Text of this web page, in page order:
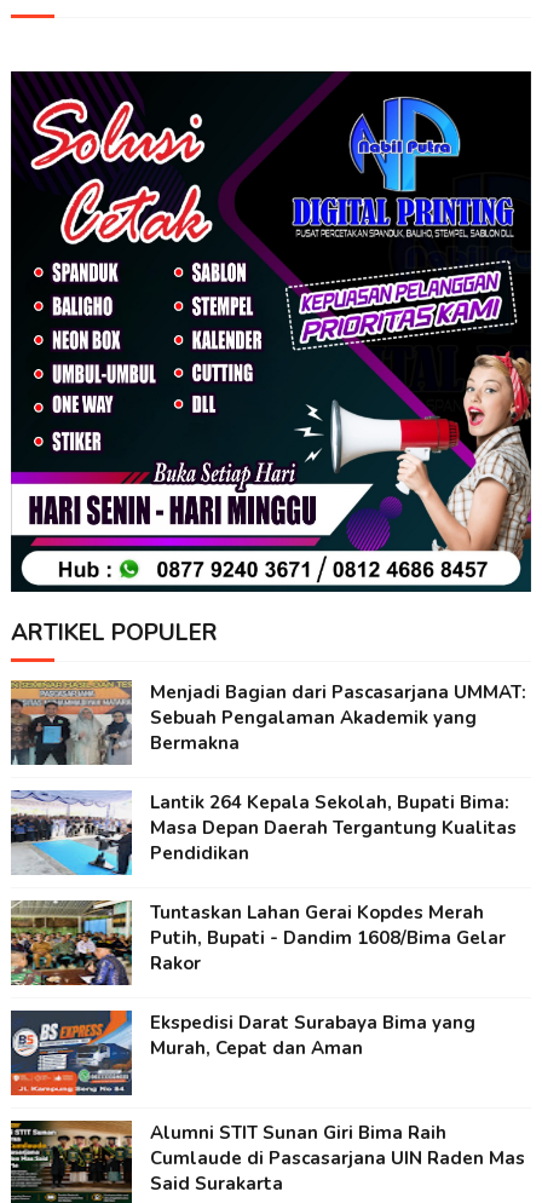
ARTIKEL POPULER
Menjadi Bagian dari Pascasarjana UMMAT:
Sebuah Pengalaman Akademik yang
Bermakna
Lantik 264 Kepala Sekolah, Bupati Bima:
Masa Depan Daerah Tergantung Kualitas
Pendidikan
Tuntaskan Lahan Gerai Kopdes Merah
Putih, Bupati - Dandim 1608/Bima Gelar
Rakor
Ekspedisi Darat Surabaya Bima yang
Murah, Cepat dan Aman
Alumni STIT Sunan Giri Bima Raih
Cumlaude di Pascasarjana UIN Raden Mas
Said Surakarta